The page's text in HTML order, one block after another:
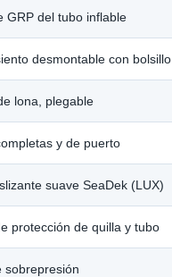
GRP del tubo inflable
desmontable con
lona, plegable
y de puerto
suave SeaDek (LUX)
protección de quilla y tubo
sobrepresión